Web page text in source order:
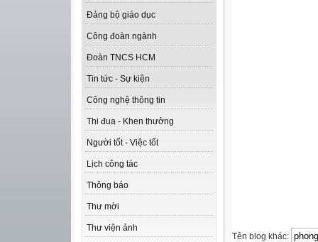
Đảng bộ giáo dục
Công đoàn ngành
Đoàn TNCS HCM
Tin tức - Sự kiện
Công nghệ thông tin
Thi đua - Khen thưởng
Người tốt - Việc tốt
Lịch công tác
Thông báo
Thư mời
Thư viện ảnh
Tên blog khác: